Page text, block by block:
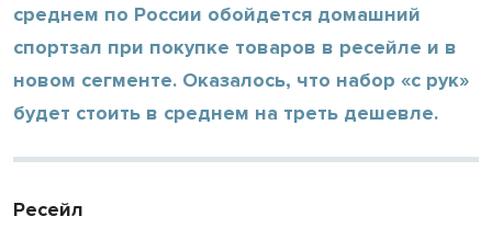
среднем по России обойдется домашний
спортзал при покупке товаров в ресейле и в
новом сегменте. Оказалось, что набор «с рук»
будет стоить в среднем на треть дешевле.
Ресейл